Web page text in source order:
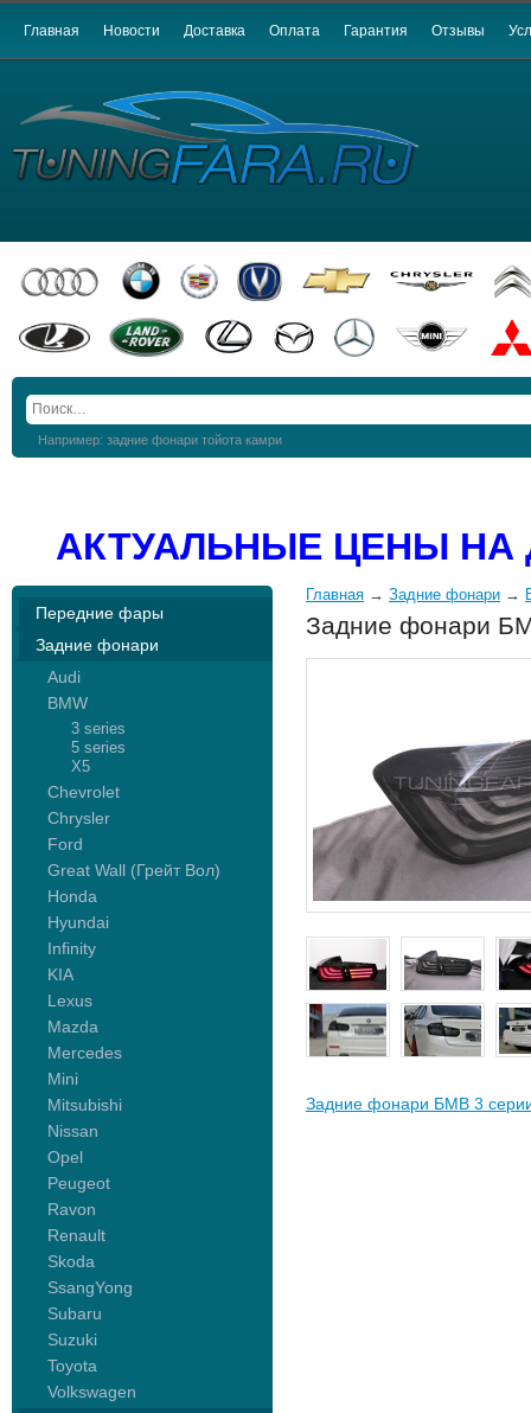
Главная Новости Доставка Оплата Гарантия Отзывы
Например: задние фонари тойота камри
АКТУАЛЬНЫЕ ЦЕНЫ
Передние фары
Задние фонари
Audi
BMW
3 series
5 series
X5
Chevrolet
Chrysler
Ford
Great Wall (Грейт Вол)
Honda
Hyundai
Infinity
KIA
Lexus
Mazda
Mercedes
Mini
Mitsubishi
Nissan
Opel
Peugeot
Ravon
Renault
Skoda
SsangYong
Subaru
Suzuki
Toyota
Volkswagen
Главная → Задние фонари →
Задние фонари
Задние фонари БМВ 3